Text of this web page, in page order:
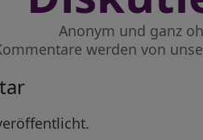
Anonym und ganz
werden von